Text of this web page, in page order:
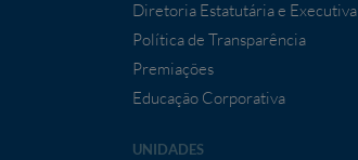
Diretoria Estatutária e Executiva
Política de Transparência
Premiações
Educação Corporativa
UNIDADES